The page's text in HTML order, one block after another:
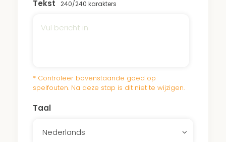
Tekst 240/240 karakters
* Controleer bovenstaande goed op
spelfouten. Na deze stap is dit niet te wijzigen.
Taal
Nederlands